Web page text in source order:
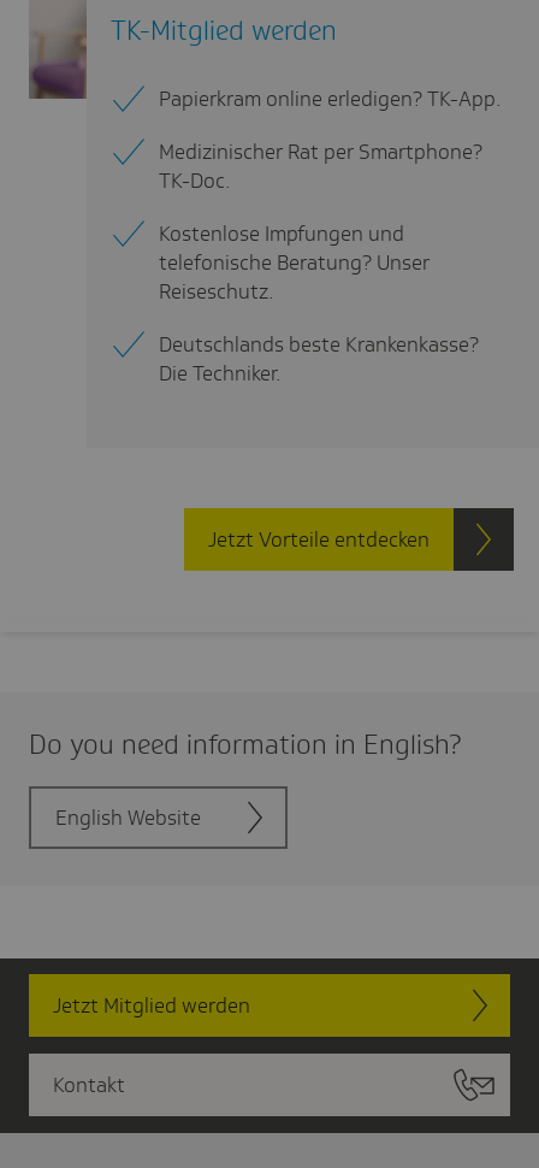
TK-Mitglied werden
Papierkram online erledigen? TK-App.
Medizinischer Rat per Smartphone?
TK-Doc.
Kostenlose Impfungen und
telefonische Beratung? Unser
Reiseschutz.
Deutschlands beste Krankenkasse?
Die Techniker.
Jetzt Vorteile entdecken
Do you need infor­ma­tion in English?
English Website
Jetzt Mitglied werden
Kontakt